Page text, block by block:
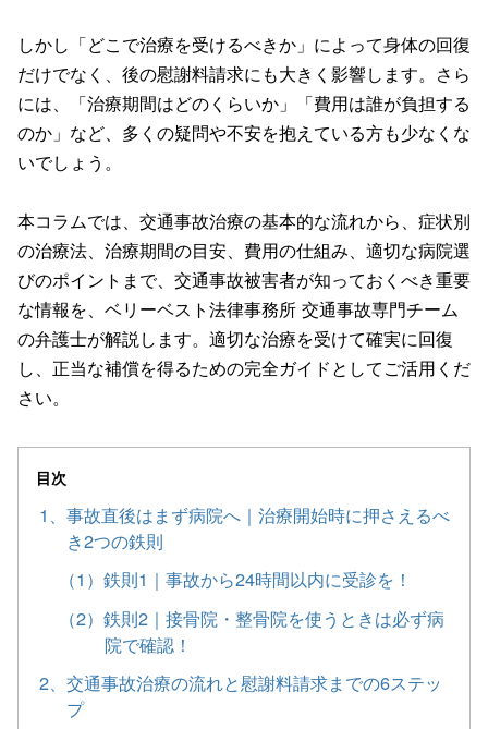
しかし「どこで治療を受けるべきか」によって身体の回復
だけでなく、後の慰謝料請求にも大きく影響します。さら
には、「治療期間はどのくらいか」「費用は誰が負担する
のか」など、多くの疑問や不安を抱えている方も少なくな
いでしょう。
本コラムでは、交通事故治療の基本的な流れから、症状別
の治療法、治療期間の目安、費用の仕組み、適切な病院選
びのポイントまで、交通事故被害者が知っておくべき重要
な情報を、ベリーベスト法律事務所 交通事故専門チーム
の弁護士が解説します。適切な治療を受けて確実に回復
し、正当な補償を得るための完全ガイドとしてご活用くだ
さい。
目次
1、事故直後はまず病院へ｜治療開始時に押さえるべ
き2つの鉄則
（1）鉄則1｜事故から24時間以内に受診を！
（2）鉄則2｜接骨院・整骨院を使うときは必ず病
院で確認！
2、交通事故治療の流れと慰謝料請求までの6ステッ
プ